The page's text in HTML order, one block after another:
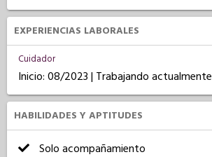
EXPERIENCIAS LABORALES
Cuidador
Inicio: 08/2023 | Trabajando actualmente
HABILIDADES Y APTITUDES
Solo acompañamiento